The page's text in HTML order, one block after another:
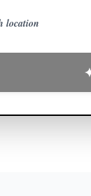
location